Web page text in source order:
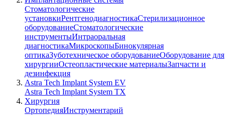
Стоматологические
установкиРентгенодиагностикаСтерилизационное
оборудованиеСтоматологические
инструментыИнтраоральная
диагностикаМикроскопыБинокулярная
оптикаЗуботехническое оборудованиеОборудование для
хирургииОстеопластические материалыЗапчасти и
дезинфекция
Astra Tech Implant System EV
Astra Tech Implant System TX
Хирургия
ОртопедияИнструментарий